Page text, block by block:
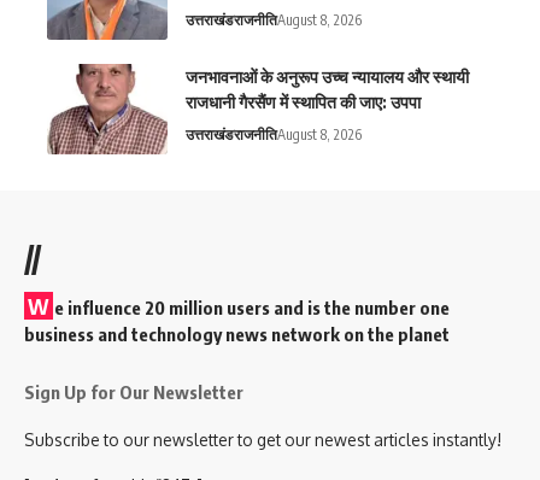
उत्तराखंडराजनीतिAugust 8, 2026
जनभावनाओं के अनुरूप उच्च न्यायालय और स्थायी
राजधानी गैरसैंण में स्थापित की जाए: उपपा
उत्तराखंडराजनीतिAugust 8, 2026
//
W e influence 20 million users and is the number one
business and technology news network on the planet
Sign Up for Our Newsletter
Subscribe to our newsletter to get our newest articles instantly!